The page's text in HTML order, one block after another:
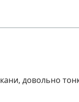
довольно